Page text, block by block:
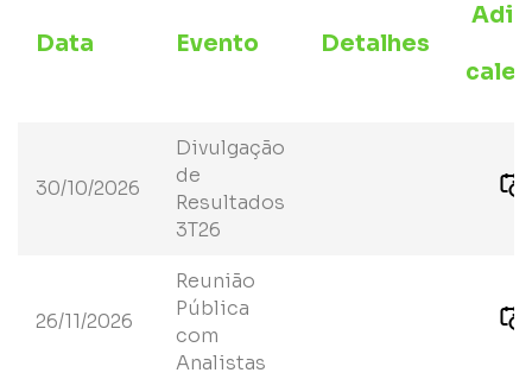
Data Evento Detalhes
30/10/2026
Divulgação
de
Resultados
3T26
26/11/2026
Reunião
Pública
com
Analistas